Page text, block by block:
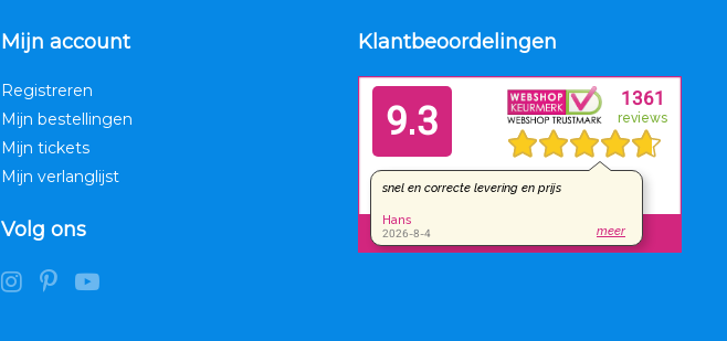
Mijn account
Registreren
Mijn bestellingen
Mijn tickets
Mijn verlanglijst
Volg ons
Klantbeoordelingen